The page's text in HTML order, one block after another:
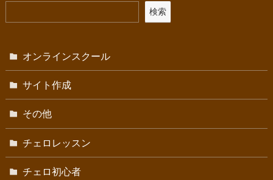
検索
オンラインスクール
サイト作成
その他
チェロレッスン
チェロ初心者